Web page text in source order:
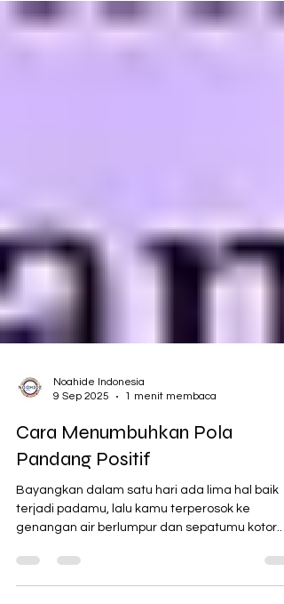
Paparan kekerasan di media, termasuk
Noahide Indonesia